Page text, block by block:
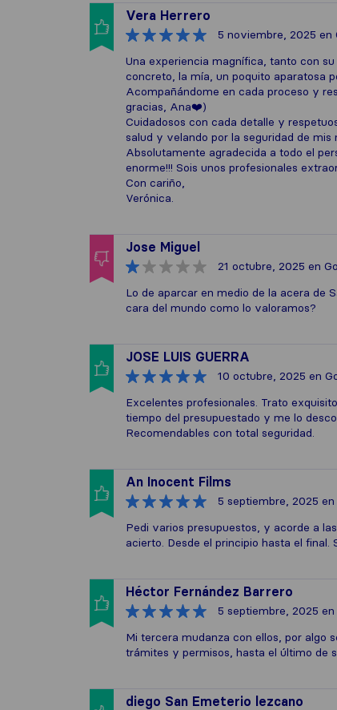
Vera Herrero
5 noviembre, 2025 en
Una experiencia magnífica, tanto con
concreto, la mía, un poquito aparatosa
Acompañándome en cada proceso y
gracias, Ana❤️)
Cuidadosos con cada detalle y
salud y velando por la seguridad de mis
Absolutamente agradecida a todo el
enorme!!! Sois unos profesionales
Con cariño,
Verónica.
Jose Miguel
21 octubre, 2025 en
Lo de aparcar en medio de la acera de
cara del mundo como lo valoramos?
JOSE LUIS GUERRA
10 octubre, 2025 en
Excelentes profesionales. Trato
tiempo del presupuestado y me lo
Recomendables con total seguridad.
An Inocent Films
5 septiembre, 2025
Pedi varios presupuestos, y acorde a
acierto. Desde el principio hasta el
Héctor Fernández Barrero
5 septiembre, 2025
Mi tercera mudanza con ellos, por algo
trámites y permisos, hasta el último de
diego San Emeterio lezcano